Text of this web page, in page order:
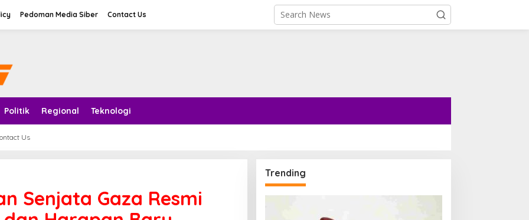
Pedoman Media Siber Contact Us
Politik Regional Teknologi
Us
Senjata Gaza Resmi
Trending